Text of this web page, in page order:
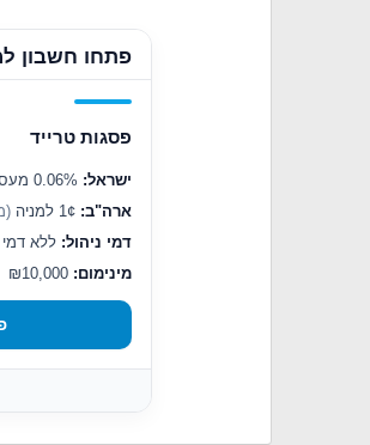
o
n
:
פתחו חשבון
פסגות טרייד
ישראל:
ארה"ב:
דמי ניהול: ללא דמי
מינימום: